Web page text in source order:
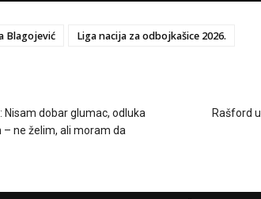
Blagojević Liga nacija za odbojkašice 2026.
Nisam dobar glumac, odluka
ne želim, ali moram da
Rašford